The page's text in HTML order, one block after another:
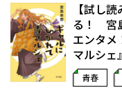
【試し
る！ 宮
エンタ
マルシェ
青春